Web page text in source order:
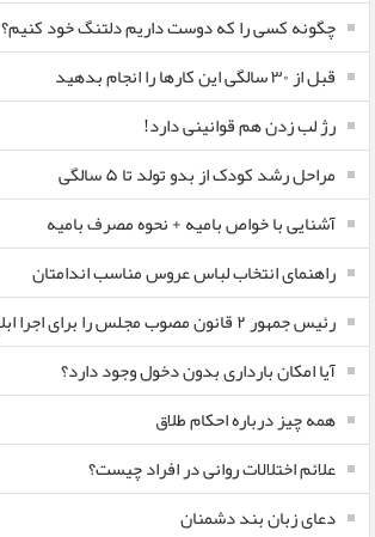
چگونه کسی را که دوست داریم دلتنگ خود کنیم؟
قبل از ۳۰ سالگی این کارها را انجام بدهید
رژ لب زدن هم قوانینی دارد!
مراحل رشد کودک از بدو تولد تا ۵ سالگی
آشنایی با خواص بامیه + نحوه مصرف بامیه
راهنمای انتخاب لباس عروس مناسب اندامتان
رئیس جمهور ۲ قانون مصوب مجلس را برای اجرا ابلاغ کرد
آیا امکان بارداری بدون دخول وجود دارد؟
همه چیز درباره احکام طلاق
علائم اختلالات روانی در افراد چیست؟
دعای زبان بند دشمنان